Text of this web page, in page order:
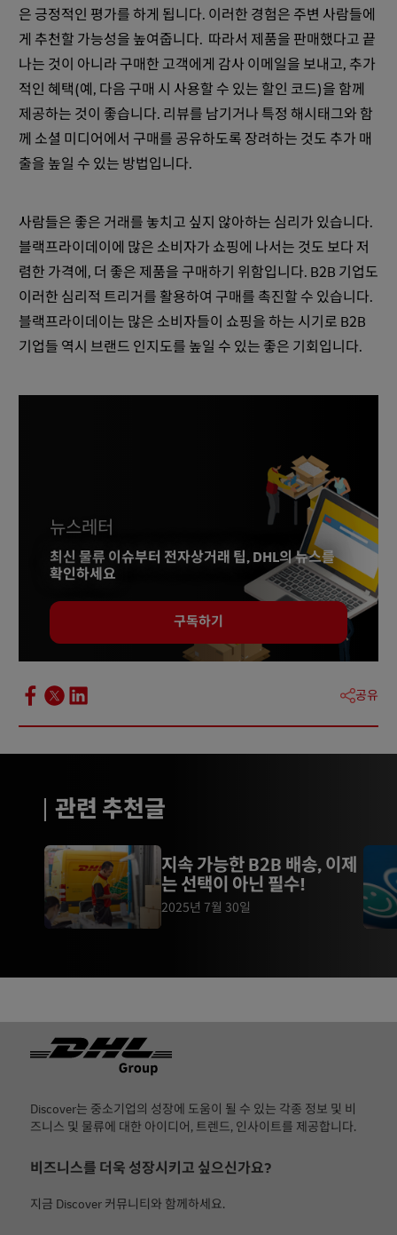
은 긍정적인 평가를 하게 됩니다. 이러한 경험은 주변 사람들에
게 추천할 가능성을 높여줍니다. 따라서 제품을 판매했다고 끝
나는 것이 아니라 구매한 고객에게 감사 이메일을 보내고, 추가
적인 혜택(예, 다음 구매 시 사용할 수 있는 할인 코드)을 함께
제공하는 것이 좋습니다. 리뷰를 남기거나 특정 해시태그와 함
께 소셜 미디어에서 구매를 공유하도록 장려하는 것도 추가 매
출을 높일 수 있는 방법입니다.
사람들은 좋은 거래를 놓치고 싶지 않아하는 심리가 있습니다.
블랙프라이데이에 많은 소비자가 쇼핑에 나서는 것도 보다 저
렴한 가격에, 더 좋은 제품을 구매하기 위함입니다. B2B 기업도
이러한 심리적 트리거를 활용하여 구매를 촉진할 수 있습니다.
블랙프라이데이는 많은 소비자들이 쇼핑을 하는 시기로 B2B
기업들 역시 브랜드 인지도를 높일 수 있는 좋은 기회입니다.
뉴스레터
최신 물류 이슈부터 전자상거래 팁, DHL의 뉴스를
확인하세요
구독하기
공유
관련 추천글
지속 가능한 B2B 배송, 이제
는 선택이 아닌 필수!
2025년 7월 30일
Footer
Discover는 중소기업의 성장에 도움이 될 수 있는 각종 정보 및 비
즈니스 및 물류에 대한 아이디어, 트렌드, 인사이트를 제공합니다.
비즈니스를 더욱 성장시키고 싶으신가요?
지금 Discover 커뮤니티와 함께하세요.